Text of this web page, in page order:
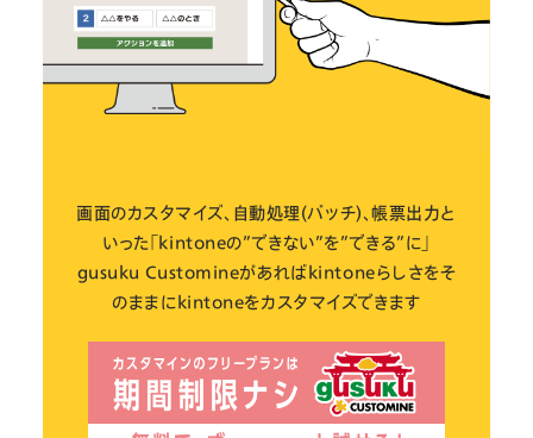
画面のカスタマイズ、自動処理(バッチ)、帳票出力と
いった「kintoneの”できない”を”できる”に」
gusuku Customineがあればkintoneらしさをそ
のままにkintoneをカスタマイズできます